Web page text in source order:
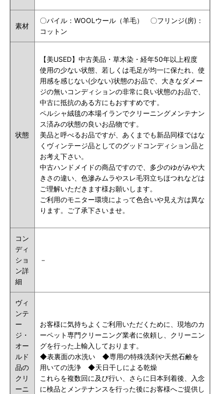
素材
〇パイル：WOOLウール（羊毛） 〇フリンジ(房)：
コットン
状態
【美USED】中古美品・草木染・経年50年以上程度
使用の少ない状態、若しくは毛足が均一に保たれ、使
用感を感じない(少ない)状態のお品で、大きなダメー
ジの無いコンディションの非常に良い状態のお品で、
中古に抵抗のある方にもおすすめです。
ペルシャ絨毯の本場イランでクリーニングメンテナン
ス済みの状態の良いお品物です。
美品と呼べるお品ですが、あくまでも新品同様ではな
くヴィンテージ品としてのグッドコンディション品と
お考え下さい。
中古ハンドメイドの商品ですので、多少のゆがみや大
きさの違い、色滲みムラやスレ毛羽立ちほつれなどは
ご理解いただきます様お願いします。
ご利用のモニター環境によって色合いや見え方は異な
ります。ご了承下さいませ。
コン
ディ
ショ
ン詳
細
－
ヴィ
ンテ
ー
ジ・
オー
ルド
品の
クリ
ーニ
お客様に気持ちよくご利用いただくために、現地のカ
ーペット専門クリーニング業者に依頼し、クリーニン
グを行った上輸入しております。
◆表裏面の水洗い ◆専用の特殊洗剤や天然石鹸を
用いての洗浄 ◆天日干しによる乾燥
これらを複数回に及び行い、さらに日本到着後、入念
に検品とメンテナンスを行った後にお客様へご提供し